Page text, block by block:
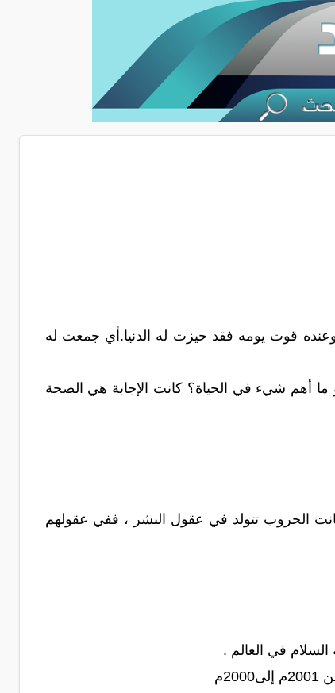
قوت يومه فقد حيزت له الدنيا.أي جمعت له
سؤال وجه لهم وهو ما أهم شيء في الحياة؟ كانت الإجابة هي الصحة
كانت الحروب تتولد في عقول البشر ، ففي عقولهم